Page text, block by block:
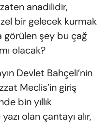
anadilidir,
bir gelecek kurmak
görülen şey bu çağ
olacak?
Devlet Bahçeli’nin
Meclis’in giriş
bin yıllık
olan çantayı alır,